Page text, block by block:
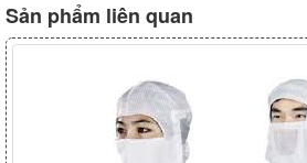
Sản phẩm liên quan